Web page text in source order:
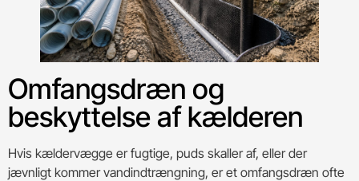
Omfangsdræn og
beskyttelse af kælderen
Hvis kældervægge er fugtige, puds skaller af, eller der
jævnligt kommer vandindtrængning, er et omfangsdræn ofte